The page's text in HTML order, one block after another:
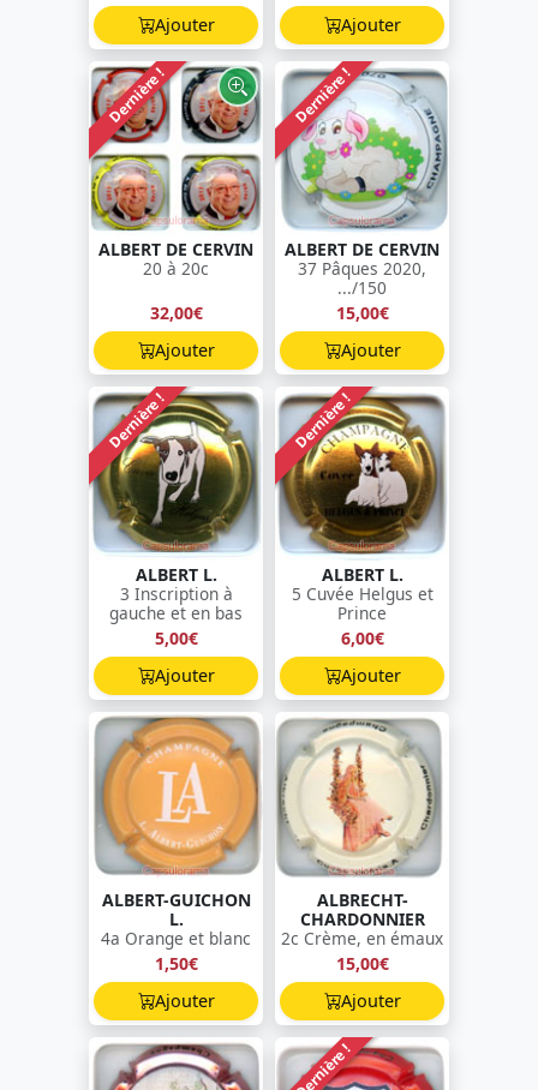
Ajouter
Ajouter
Dernière !
ALBERT DE CERVIN
20 à 20c
32,00€
Ajouter
Dernière !
ALBERT DE CERVIN
37 Pâques 2020,
.../150
15,00€
Ajouter
Dernière !
ALBERT L.
3 Inscription à
gauche et en bas
5,00€
Ajouter
Dernière !
ALBERT L.
5 Cuvée Helgus et
Prince
6,00€
Ajouter
ALBERT-GUICHON
L.
4a Orange et blanc
1,50€
Ajouter
ALBRECHT-
CHARDONNIER
2c Crème, en émaux
15,00€
Ajouter
Dernière !